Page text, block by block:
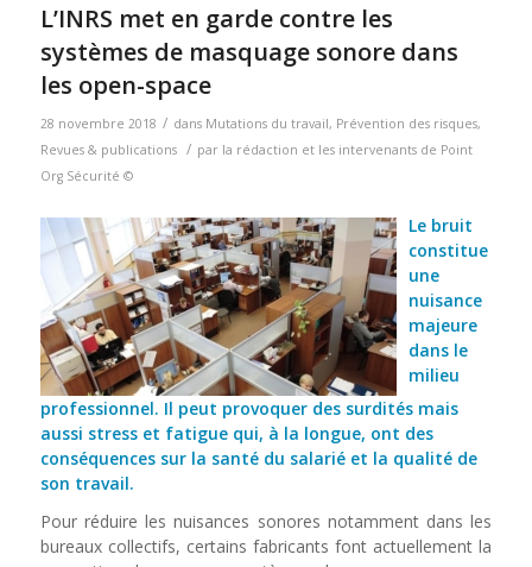
L’INRS met en garde contre les
systèmes de masquage sonore dans
les open-space
28 novembre 2018 / dans Mutations du travail, Prévention des risques,
Revues & publications
/ par la rédaction et les intervenants de Point
Org Sécurité ©
Le bruit
constitue
une
nuisance
majeure
dans le
milieu
professionnel. Il peut provoquer des surdités mais
aussi stress et fatigue qui, à la longue, ont des
conséquences sur la santé du salarié et la qualité de
son travail.
Pour réduire les nuisances sonores notamment dans les
bureaux collectifs, certains fabricants font actuellement la